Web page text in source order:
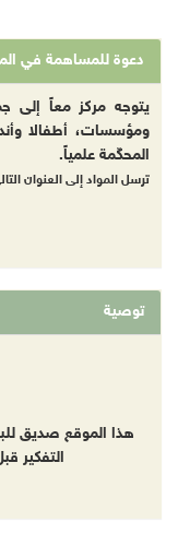
دعوة للمساهمة في
يتوجه مركز معاً إلى
ومؤسسات، أطفالا
المحكّمة علمياً.
ترسل المواد إلى العنوان
توصية
هذا الموقع صديق
التفكير